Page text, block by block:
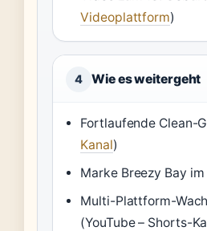
Videoplattform)
4 Wie es weitergeht
Fortlaufende Clean-
Kanal)
Marke Breezy Bay
Multi-Plattform-
(YouTube – Shorts-